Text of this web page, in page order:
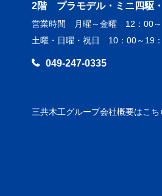
2階 プラモデル・ミニ四駆
営業時間 月曜～金曜 12：00～
土曜・日曜・祝日 10：00～19
049-247-0335
三共木工グループ会社概要はこち